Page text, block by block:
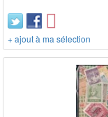
+ ajout à ma sélection